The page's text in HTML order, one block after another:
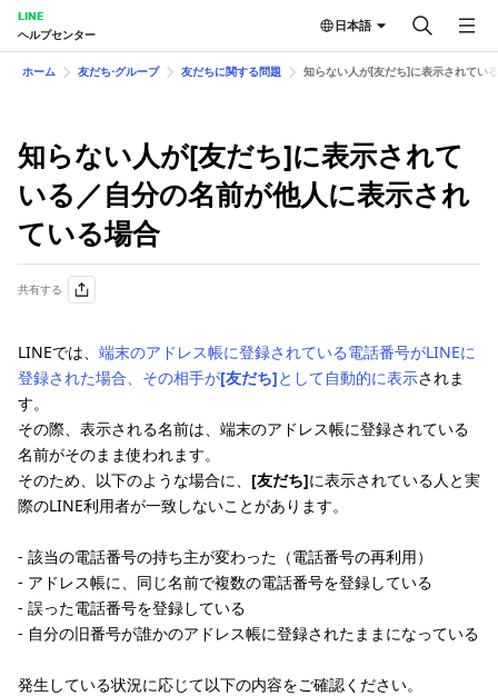
LINE
ヘルプセンター
日本語
ホーム 友だち⋅グループ 友だちに関する問題 知らない人が[友だち]に表示されてい
知らない人が[友だち]に表示されて
いる／自分の名前が他人に表示され
ている場合
共有する
LINEでは、 端末のアドレス帳に登録されている電話番号がLINEに
登録された場合、その相手が[友だち]として自動的に表示されま
す。
その際、表示される名前は、端末のアドレス帳に登録されている
名前がそのまま使われます。
そのため、以下のような場合に、 [友だち]に表示されている人と実
際のLINE利用者が一致しないことがあります。
‐ 該当の電話番号の持ち主が変わった（電話番号の再利用）
‐ アドレス帳に、同じ名前で複数の電話番号を登録している
‐ 誤った電話番号を登録している
‐ 自分の旧番号が誰かのアドレス帳に登録されたままになっている
発生している状況に応じて以下の内容をご確認ください。